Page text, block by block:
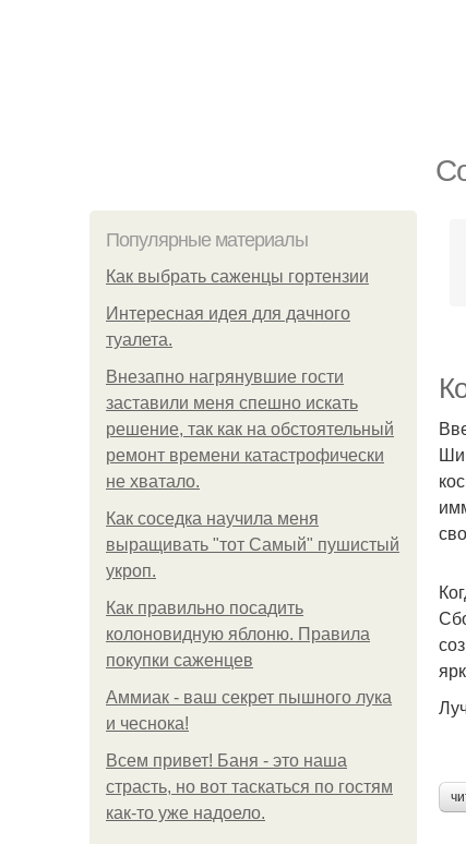
Популярные материалы
Как выбрать саженцы гортензии
Интересная идея для дачного
туалета.
Внезапно нагрянувшие гости
заставили меня спешно искать
решение, так как на обстоятельный
ремонт времени катастрофически
не хватало.
Как соседка научила меня
выращивать "тот Самый" пушистый
укроп.
Как правильно посадить
колоновидную яблоню. Правила
покупки саженцев
Аммиак - ваш секрет пышного лука
и чеснока!
Всем привет! Баня - это наша
страсть, но вот таскаться по гостям
как-то уже надоело.